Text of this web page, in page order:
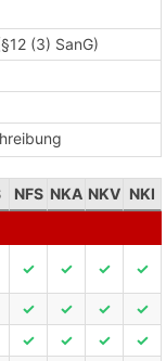
(3) SanG)
NFS NKA NKV NKI
✓ ✓ ✓ ✓
✓ ✓ ✓
✓
✓ ✓ ✓
✓